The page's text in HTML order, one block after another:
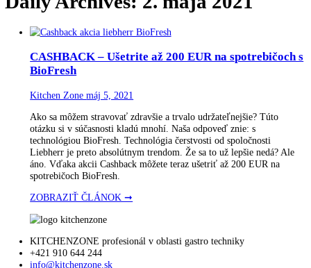
Daily Archives:2. mája 2021
CASHBACK – Ušetrite až 200 EUR na
BioFresh
Kitchen Zonemáj 5, 2021
Ako sa môžem stravovať zdravšie a trvalo udržateľnejšie? Túto
technológiou BioFresh. Technológia čerstvosti od spoločnosti
Liebherr je preto absolútnym trendom. Že sa to už lepšie
áno. Vďaka akcii Cashback môžete teraz ušetriť až 200 EUR na
spotrebičoch BioFresh.